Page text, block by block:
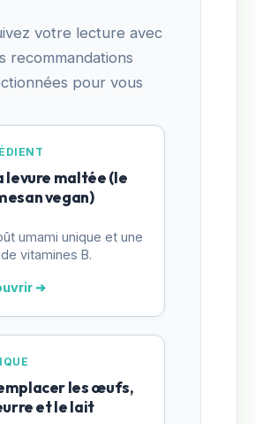
votre lecture avec
recommandations
pour vous
levure maltée (le
vegan)
umami unique et une
vitamines B.
➔
les œufs,
et le lait